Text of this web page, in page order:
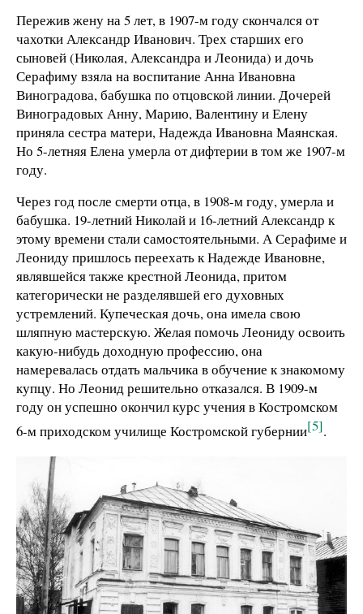
Пережив жену на 5 лет, в 1907-м году скончался от
чахотки Александр Иванович. Трех старших его
сыновей (Николая, Александра и Леонида) и дочь
Серафиму взяла на воспитание Анна Ивановна
Виноградова, бабушка по отцовской линии. Дочерей
Виноградовых Анну, Марию, Валентину и Елену
приняла сестра матери, Надежда Ивановна Маянская.
Но 5-летняя Елена умерла от дифтерии в том же 1907-м
году.
Через год после смерти отца, в 1908-м году, умерла и
бабушка. 19-летний Николай и 16-летний Александр к
этому времени стали самостоятельными. А Серафиме и
Леониду пришлось переехать к Надежде Ивановне,
являвшейся также крестной Леонида, притом
категорически не разделявшей его духовных
устремлений. Купеческая дочь, она имела свою
шляпную мастерскую. Желая помочь Леониду освоить
какую-нибудь доходную профессию, она
намеревалась отдать мальчика в обучение к знакомому
купцу. Но Леонид решительно отказался. В 1909-м
году он успешно окончил курс учения в Костромском
6-м приходском училище Костромской губернии[5].